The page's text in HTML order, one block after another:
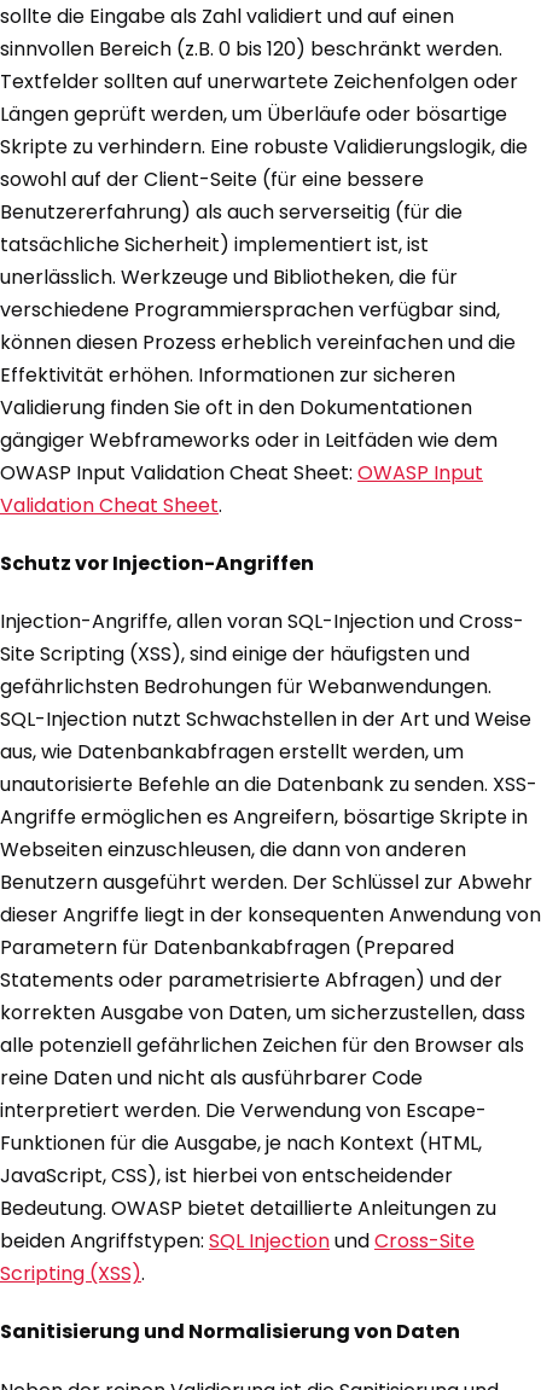
sollte die Eingabe als Zahl validiert und auf einen
sinnvollen Bereich (z.B. 0 bis 120) beschränkt werden.
Textfelder sollten auf unerwartete Zeichenfolgen oder
Längen geprüft werden, um Überläufe oder bösartige
Skripte zu verhindern. Eine robuste Validierungslogik, die
sowohl auf der Client-Seite (für eine bessere
Benutzererfahrung) als auch serverseitig (für die
tatsächliche Sicherheit) implementiert ist, ist
unerlässlich. Werkzeuge und Bibliotheken, die für
verschiedene Programmiersprachen verfügbar sind,
können diesen Prozess erheblich vereinfachen und die
Effektivität erhöhen. Informationen zur sicheren
Validierung finden Sie oft in den Dokumentationen
gängiger Webframeworks oder in Leitfäden wie dem
OWASP Input Validation Cheat Sheet: OWASP Input
Validation Cheat Sheet.
Schutz vor Injection-Angriffen
Injection-Angriffe, allen voran SQL-Injection und Cross-
Site Scripting (XSS), sind einige der häufigsten und
gefährlichsten Bedrohungen für Webanwendungen.
SQL-Injection nutzt Schwachstellen in der Art und Weise
aus, wie Datenbankabfragen erstellt werden, um
unautorisierte Befehle an die Datenbank zu senden. XSS-
Angriffe ermöglichen es Angreifern, bösartige Skripte in
Webseiten einzuschleusen, die dann von anderen
Benutzern ausgeführt werden. Der Schlüssel zur Abwehr
dieser Angriffe liegt in der konsequenten Anwendung von
Parametern für Datenbankabfragen (Prepared
Statements oder parametrisierte Abfragen) und der
korrekten Ausgabe von Daten, um sicherzustellen, dass
alle potenziell gefährlichen Zeichen für den Browser als
reine Daten und nicht als ausführbarer Code
interpretiert werden. Die Verwendung von Escape-
Funktionen für die Ausgabe, je nach Kontext (HTML,
JavaScript, CSS), ist hierbei von entscheidender
Bedeutung. OWASP bietet detaillierte Anleitungen zu
beiden Angriffstypen: SQL InjectionundCross-Site
Scripting (XSS).
Sanitisierung und Normalisierung von Daten